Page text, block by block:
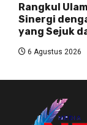
Rangkul
Sinergi
yang Sejuk
6 Agustus 2026